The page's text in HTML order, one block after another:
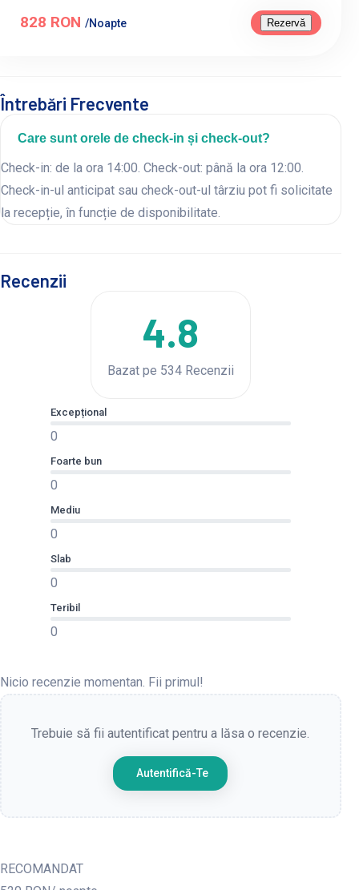
828 RON /Noapte Rezervă
Întrebări Frecvente
Care sunt orele de check-in și check-out?
Check-in: de la ora 14:00. Check-out: până la ora 12:00.
Check-in-ul anticipat sau check-out-ul târziu pot fi solicitate
la recepție, în funcție de disponibilitate.
Recenzii
4.8
Bazat pe 534 Recenzii
Excepțional
0
Foarte bun
0
Mediu
0
Slab
0
Teribil
0
Nicio recenzie momentan. Fii primul!
Trebuie să fii autentificat pentru a lăsa o recenzie.
Autentifică-Te
RECOMANDAT